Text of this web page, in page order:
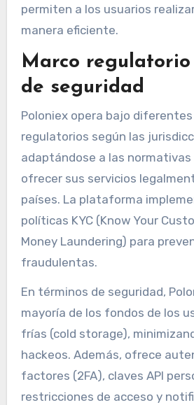
permiten a los usuarios
manera eficiente.
Marco
de seguridad
Poloniex opera bajo
regulatorios según las
adaptándose a las normativas
ofrecer sus servicios
países. La plataforma
políticas KYC (Know Your
Money Laundering) para
fraudulentas.
En términos de seguridad,
mayoría de los fondos de los
frías (cold storage),
hackeos. Además, ofrece
factores (2FA), claves API
restricciones de acceso y